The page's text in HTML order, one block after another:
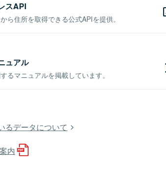
スAPI
ら住所を取得できる公式APIを提供。
ュアル
るマニュアルを掲載しています。
るデータについて
内